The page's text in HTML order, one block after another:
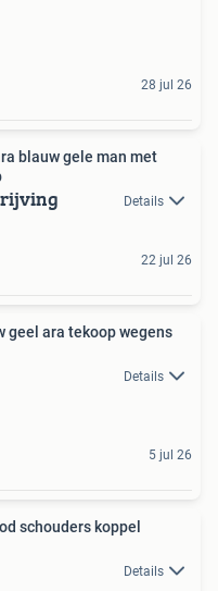
28 jul 26
blauw gele man met
Details
22 jul 26
tekoop wegens
Details
5 jul 26
schouders koppel
Details